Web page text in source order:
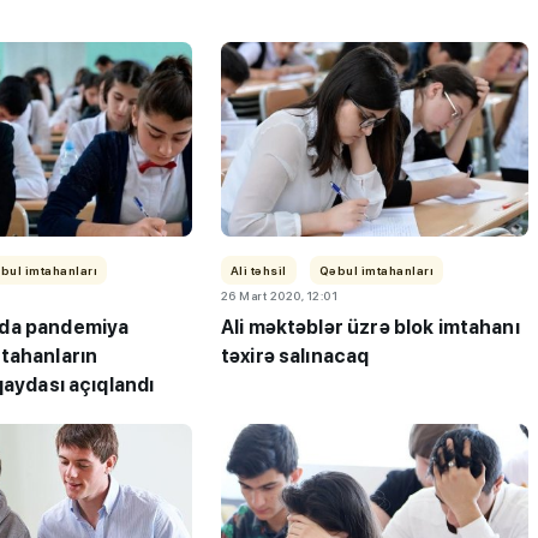
imtahanları
pandemiya
açıqlandı
Ali təhsil
Qəbul imtahanları
26 Mart 2020, 12:01
Ali məktəblər üzrə blok imtahanı
təxirə salınacaq
imtahanları
MİQ balına görə Bakı üzrə
birinci, respublika üzrə
OLDU